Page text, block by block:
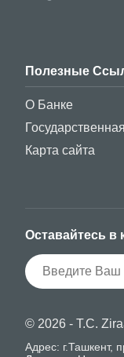
Полезные
О Банке
Карта сайта
Оставайтесь в
© 2026 - T.C.
Адрес: г.Ташкент,